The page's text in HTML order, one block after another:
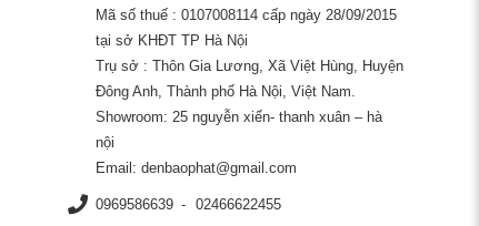
Mã số thuế : 0107008114 cấp ngày 28/09/2015
tại sở KHĐT TP Hà Nội
Trụ sở : Thôn Gia Lương, Xã Việt Hùng, Huyện
Đông Anh, Thành phố Hà Nội, Việt Nam.
Showroom: 25 nguyễn xiển- thanh xuân – hà
nội
Email:denbaophat@gmail.com
0969586639 02466622455